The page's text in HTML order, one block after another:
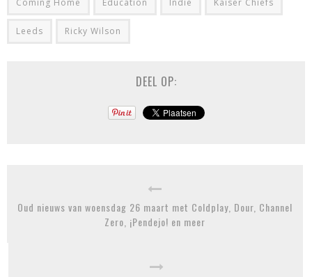
Coming Home Education Indie Kaiser Chiefs
Leeds Ricky Wilson
DEEL OP:
Oud nieuws van woensdag 26 maart met Coldplay, Dour, Channel
Zero, ¡Pendejo! en meer